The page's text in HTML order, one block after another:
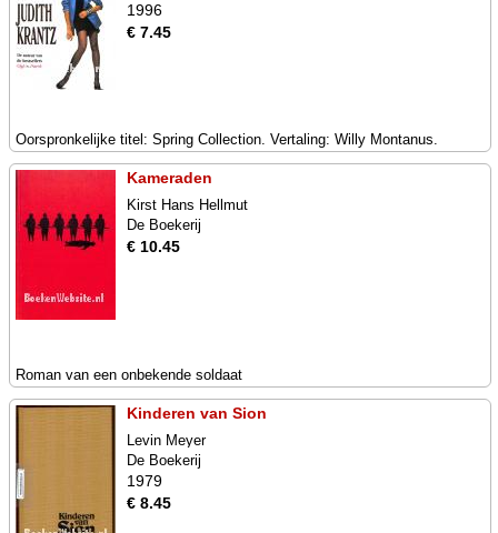
1996
€ 7.45
Oorspronkelijke titel: Spring Collection. Vertaling: Willy Montanus.
Kameraden
Kirst Hans Hellmut
De Boekerij
€ 10.45
Roman van een onbekende soldaat
Kinderen van Sion
Levin Meyer
De Boekerij
1979
€ 8.45